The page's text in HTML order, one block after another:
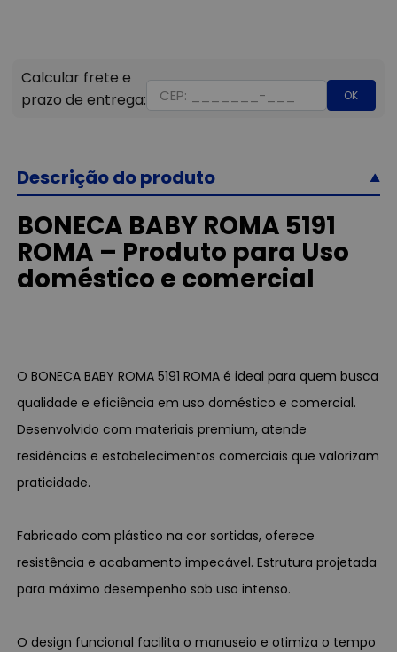
OK
Descrição do produto
BONECA BABY ROMA 5191
ROMA – Produto para Uso
doméstico e comercial
O BONECA BABY ROMA 5191 ROMA é ideal para quem busca
qualidade e eficiência em uso doméstico e comercial.
Desenvolvido com materiais premium, atende
residências e estabelecimentos comerciais que valorizam
praticidade.
Fabricado com plástico na cor sortidas, oferece
resistência e acabamento impecável. Estrutura projetada
para máximo desempenho sob uso intenso.
O design funcional facilita o manuseio e otimiza o tempo